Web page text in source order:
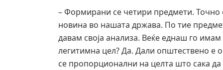
– Формирани се четири предмети. Точно
новина во нашата држава. По тие
давам своја анализа. Веќе еднаш го
легитимна цел? Да. Дали општествено е
се пропорционални на целта што сака да